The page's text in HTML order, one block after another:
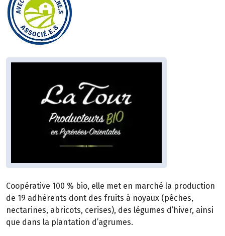
Coopérative 100 % bio, elle met en marché la production
de 19 adhérents dont des fruits à noyaux (pêches,
nectarines, abricots, cerises), des légumes d’hiver, ainsi
que dans la plantation d’agrumes.